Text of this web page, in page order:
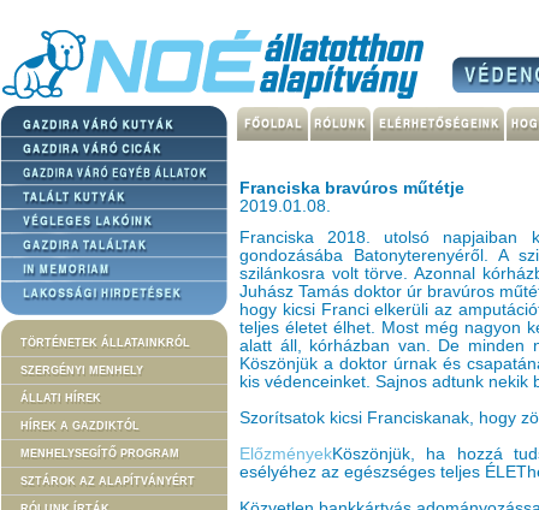
TÖRTÉNETEK ÁLLATAINKRÓL
SZERGÉNYI MENHELY
ÁLLATI HÍREK
HÍREK A GAZDIKTÓL
MENHELYSEGÍTŐ PROGRAM
SZTÁROK AZ ALAPÍTVÁNYÉRT
Franciska bravúros műtétje
2019.01.08.
Franciska 2018. utolsó napjaiban
gondozásába Batonyterenyéről. A
szilánkosra volt törve. Azonnal
Juhász Tamás doktor úr bravúros
hogy kicsi Franci elkerüli az
teljes életet élhet. Most még nagyon
alatt áll, kórházban van. De minden
Köszönjük a doktor úrnak és
kis védenceinket. Sajnos adtunk nekik
Szorítsatok kicsi Franciskanak, hogy
ElőzményekKöszönjük, ha hozzá
esélyéhez az egészséges teljes